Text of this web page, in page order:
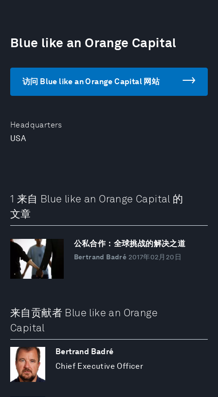
Headquarters
USA
Blue like an Orange Capital
访问 Blue like an Orange Capital 网站
1 来自 Blue like an Orange Capital 的
文章
公私合作：全球挑战的解决之道
Bertrand Badré 2017年02月20日
来自贡献者 Blue like an Orange
Capital
Bertrand Badré
Chief Executive Officer